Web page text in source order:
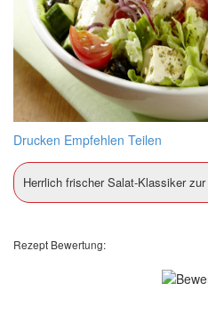
Drucken Empfehlen Teilen
Herrlich frischer Salat-Klassiker
Rezept Bewertung: